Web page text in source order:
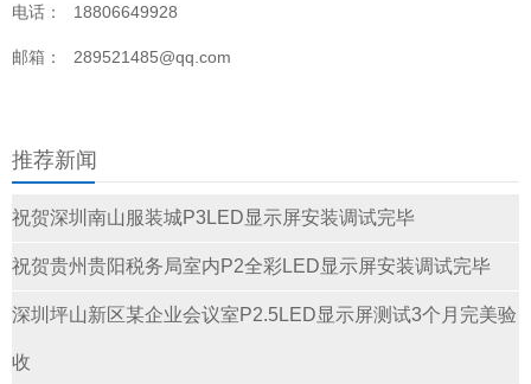
电话： 18806649928
邮箱： 289521485@qq.com
推荐新闻
祝贺深圳南山服装城P3LED显示屏安装调试完毕
祝贺贵州贵阳税务局室内P2全彩LED显示屏安装调试完毕
深圳坪山新区某企业会议室P2.5LED显示屏测试3个月完美验
收